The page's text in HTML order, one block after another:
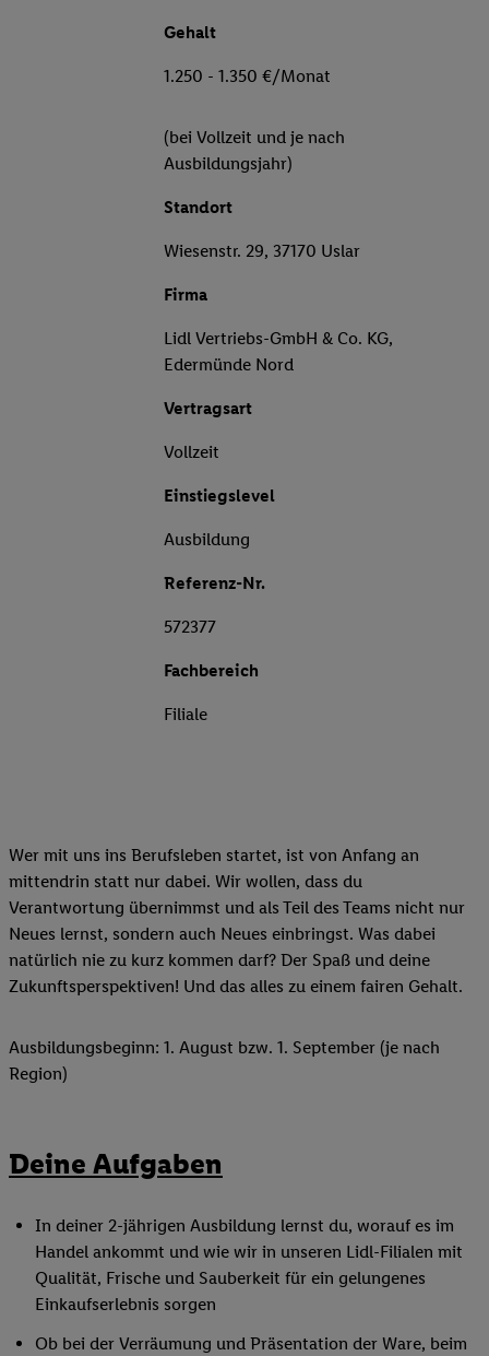
Gehalt
1.250 - 1.350 €/Monat
(bei Vollzeit und je nach
Ausbildungsjahr)
Standort
Wiesenstr. 29, 37170 Uslar
Firma
Lidl Vertriebs-GmbH & Co. KG,
Edermünde Nord
Vertragsart
Vollzeit
Einstiegslevel
Ausbildung
Referenz-Nr.
572377
Fachbereich
Filiale
Wer mit uns ins Berufsleben startet, ist von Anfang an
mittendrin statt nur dabei. Wir wollen, dass du
Verantwortung übernimmst und als Teil des Teams nicht nur
Neues lernst, sondern auch Neues einbringst. Was dabei
natürlich nie zu kurz kommen darf? Der Spaß und deine
Zukunftsperspektiven! Und das alles zu einem fairen Gehalt.
Ausbildungsbeginn: 1. August bzw. 1. September (je nach
Region)
Deine Aufgaben
In deiner 2-jährigen Ausbildung lernst du, worauf es im
Handel ankommt und wie wir in unseren Lidl-Filialen mit
Qualität, Frische und Sauberkeit für ein gelungenes
Einkaufserlebnis sorgen
Ob bei der Verräumung und Präsentation der Ware, beim